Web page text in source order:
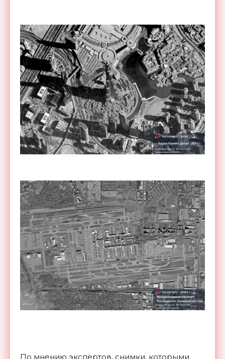
По мнению экспертов, снимки, которыми